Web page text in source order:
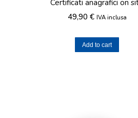
Certificati anagrafici on
49,90 € IVA inclusa
Add to cart